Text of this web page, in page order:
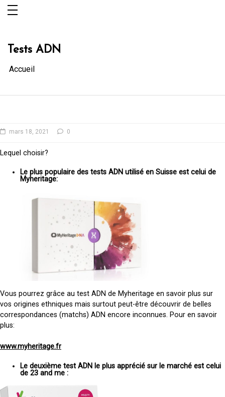
contenu
Tests ADN
Accueil
mars 18, 2021 0
Lequel choisir?
Le plus populaire des tests ADN utilisé en Suisse est celui de
Myheritage:
Vous pourrez grâce au test ADN de Myheritage en savoir plus sur
vos origines ethniques mais surtout peut-être découvrir de belles
correspondances (matchs) ADN encore inconnues. Pour en savoir
plus:
www.myheritage.fr
Le deuxième test ADN le plus apprécié sur le marché est celui
de 23 and me :